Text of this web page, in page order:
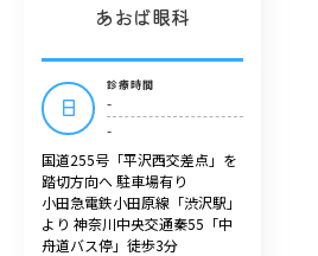
あおば眼科
日
診療時間
-
-
国道255号「平沢西交差点」を
踏切方向へ 駐車場有り
小田急電鉄小田原線「渋沢駅」
より 神奈川中央交通秦55「中
舟道バス停」徒歩3分